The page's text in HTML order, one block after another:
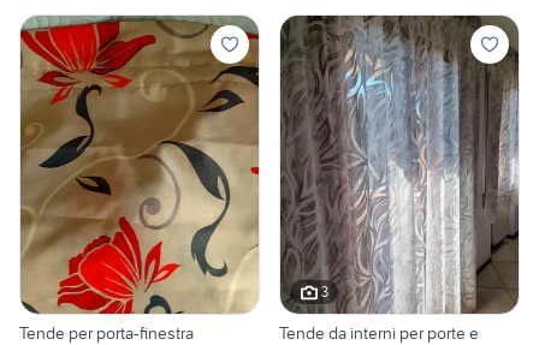
Tende per porta-finestra
3
Tende da interni per porte e